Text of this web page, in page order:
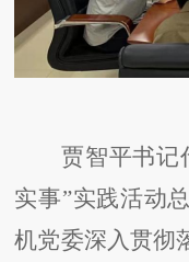
贾智平书记
实事”实践活动
机党委深入贯彻